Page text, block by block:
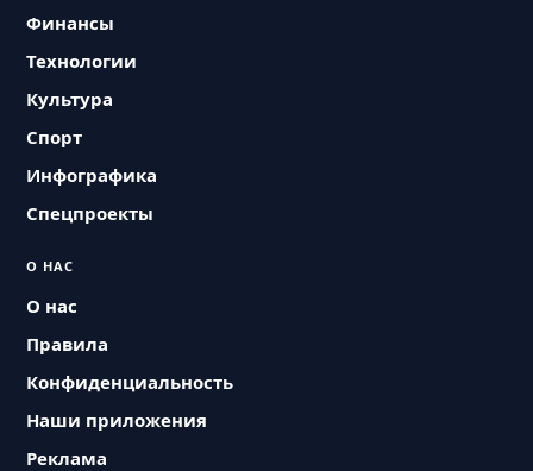
Финансы
Технологии
Культура
Спорт
Инфографика
Спецпроекты
О НАС
О нас
Правила
Конфиденциальность
Наши приложения
Реклама